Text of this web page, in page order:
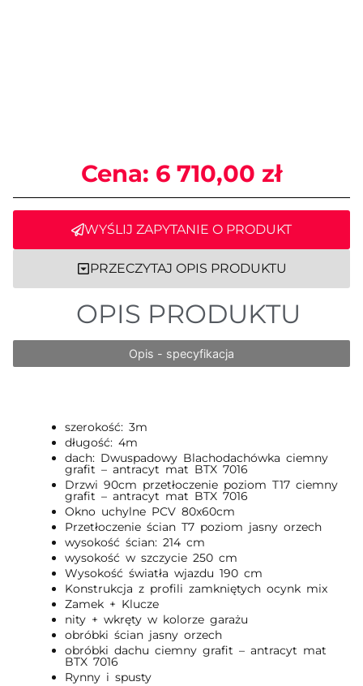
Cena: 6 710,00 zł
WYŚLIJ ZAPYTANIE O PRODUKT
PRZECZYTAJ OPIS PRODUKTU
OPIS PRODUKTU
Opis - specyfikacja
szerokość: 3m
długość: 4m
dach: Dwuspadowy Blachodachówka ciemny
grafit – antracyt mat BTX 7016
Drzwi 90cm przetłoczenie poziom T17 ciemny
grafit – antracyt mat BTX 7016
Okno uchylne PCV 80x60cm
Przetłoczenie ścian T7 poziom jasny orzech
wysokość ścian: 214 cm
wysokość w szczycie 250 cm
Wysokość światła wjazdu 190 cm
Konstrukcja z profili zamkniętych ocynk mix
Zamek + Klucze
nity + wkręty w kolorze garażu
obróbki ścian jasny orzech
obróbki dachu ciemny grafit – antracyt mat
BTX 7016
Rynny i spusty